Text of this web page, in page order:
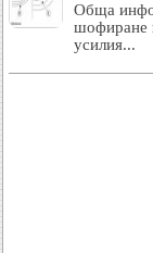
Обща
шофиране
усилия...